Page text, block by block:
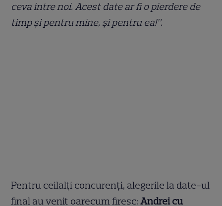
ceva între noi. Acest date ar fi o pierdere de
timp şi pentru mine, şi pentru ea!”.
Pentru ceilalţi concurenţi, alegerile la date-ul
final au venit oarecum firesc:Andrei cu